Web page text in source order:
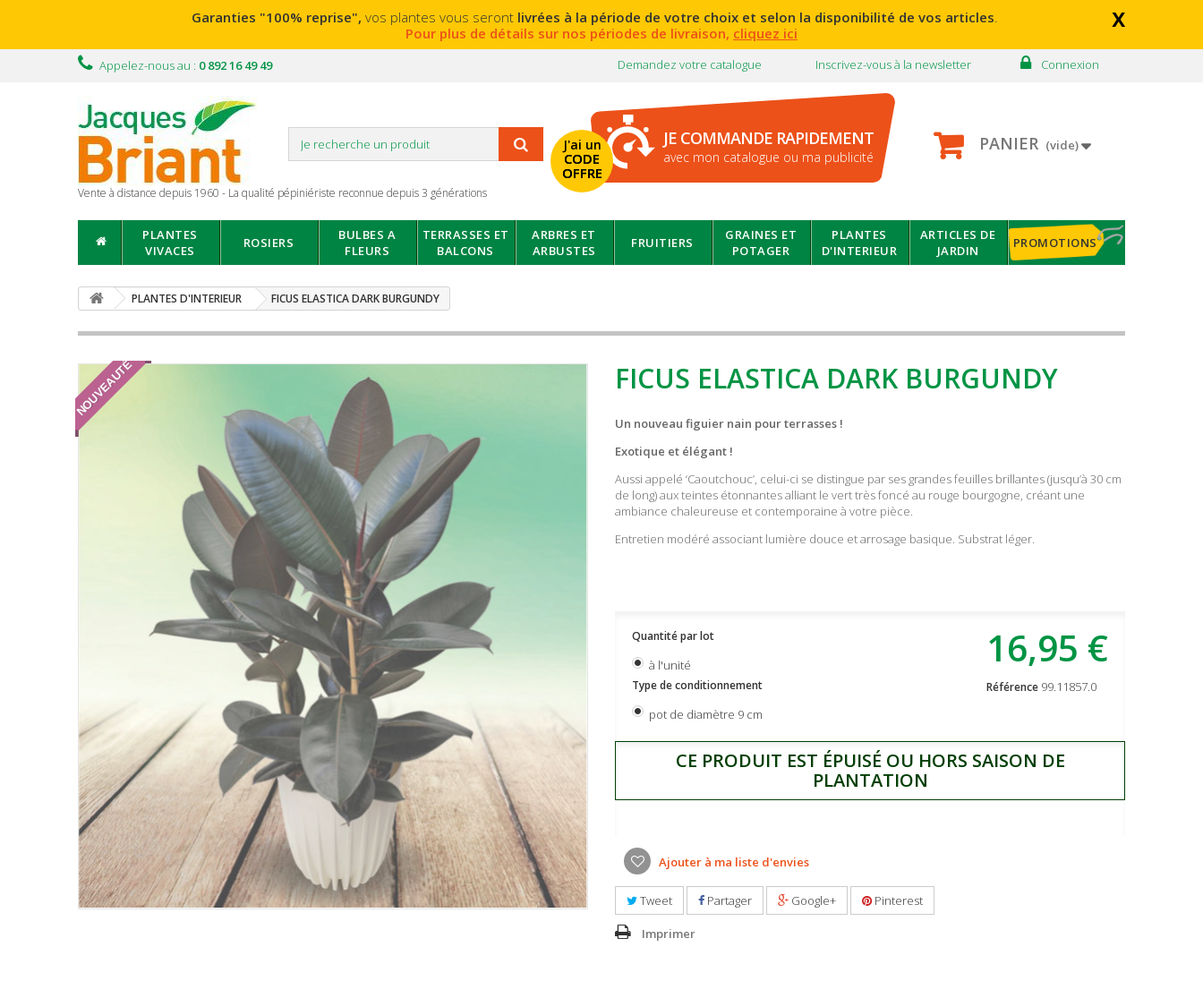
x
Garanties "100% reprise", vos plantes vous seront livrées à la période de votre choix et selon la disponibilité de vos articles.
Pour plus de détails sur nos périodes de livraison, cliquez ici
Connexion
Inscrivez-vous à la newsletter
Demandez votre catalogue
Appelez-nous au : 0 892 16 49 49
Vente à distance depuis 1960 - La qualité pépiniériste reconnue depuis 3 générations
J'ai un
CODE
OFFRE
JE COMMANDE RAPIDEMENT
avec mon catalogue ou ma publicité
PANIER (vide)
PLANTES
VIVACES
ROSIERS
BULBES A
FLEURS
TERRASSES ET
BALCONS
ARBRES ET
ARBUSTES
FRUITIERS
GRAINES ET
POTAGER
PLANTES
D'INTERIEUR
ARTICLES DE
JARDIN
PROMOTIONS
PLANTES D'INTERIEUR FICUS ELASTICA DARK BURGUNDY
NOUVEAUTÉ FICUS ELASTICA DARK BURGUNDY
Un nouveau figuier nain pour terrasses !
Exotique et élégant !
Aussi appelé ‘Caoutchouc’, celui-ci se distingue par ses grandes feuilles brillantes (jusqu’à 30 cm
de long) aux teintes étonnantes alliant le vert très foncé au rouge bourgogne, créant une
ambiance chaleureuse et contemporaine à votre pièce.
Entretien modéré associant lumière douce et arrosage basique. Substrat léger.
16,95 €
Référence 99.11857.0
Quantité par lot
à l'unité
Type de conditionnement
pot de diamètre 9 cm
CE PRODUIT EST ÉPUISÉ OU HORS SAISON DE
PLANTATION
Ajouter à ma liste d'envies
Tweet Partager Google+ Pinterest
Imprimer